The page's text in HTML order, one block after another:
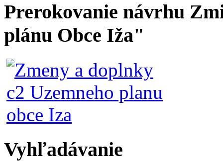
Prerokovanie návrhu
plánu Obce Iža"
Vyhľadávanie